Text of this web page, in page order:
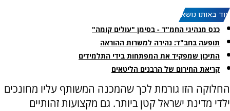
עוד באותו נושא:
כנס מנהיגי החמ"ד - בסימן "עולים קומה"
תופעה בחב"ד: נהירה למשרות ההוראה
התיכון שמפקיד את המפתחות בידי התלמידים
קריאת החירום של הרבנים הליטאים
החלוקה הזו גורמת לכך שהמכנה המשותף עליו מחונכים
ילדי מדינת ישראל קטן ביותר. גם מקצועות זהותיים